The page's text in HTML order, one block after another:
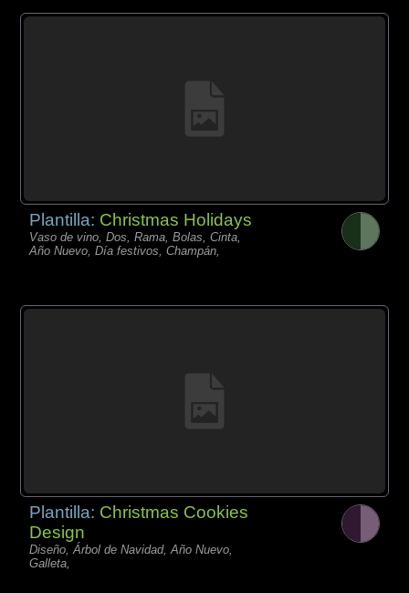
Plantilla: Christmas Holidays
Vaso de vino, Dos, Rama, Bolas, Cinta,
Año Nuevo, Día festivos, Champán,
Plantilla: Christmas Cookies
Design
Diseño, Árbol de Navidad, Año Nuevo,
Galleta,